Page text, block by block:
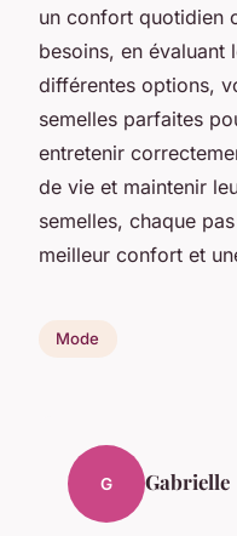
un confort quotidien
besoins, en évaluant
différentes options,
semelles parfaites
entretenir
de vie et maintenir
semelles, chaque
meilleur confort et
Mode
G Gabrielle